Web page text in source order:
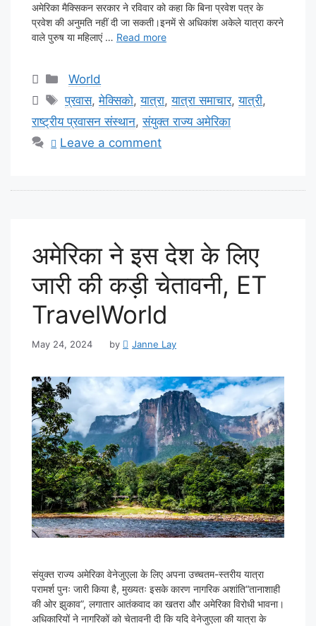
अमेरिका मैक्सिकन सरकार ने रविवार को कहा कि बिना प्रवेश पत्र के
प्रवेश की अनुमति नहीं दी जा सकती।इनमें से अधिकांश अकेले यात्रा करने
वाले पुरुष या महिलाएं … Read more
Categories
World
Tags
प्रवास,मेक्सिको,यात्रा,यात्रा समाचार,यात्री,
राष्ट्रीय प्रवासन संस्थान,संयुक्त राज्य अमेरिका
Leave a comment
अमेरिका ने इस देश के लिए
जारी की कड़ी चेतावनी, ET
TravelWorld
May 24, 2024 by Janne Lay
संयुक्त राज्य अमेरिका वेनेजुएला के लिए अपना उच्चतम-स्तरीय यात्रा
परामर्श पुनः जारी किया है, मुख्यतः इसके कारण नागरिक अशांति“तानाशाही
की ओर झुकाव”, लगातार आतंकवाद का खतरा और अमेरिका विरोधी भावना।
अधिकारियों ने नागरिकों को चेतावनी दी कि यदि वेनेजुएला की यात्रा के